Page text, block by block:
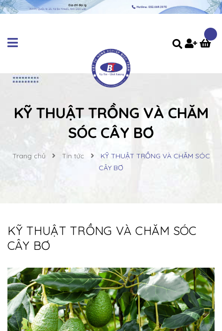
KỸ THUẬT TRỒNG VÀ CHĂM
SÓC CÂY BƠ
Trang chủ Tin tức
KỸ THUẬT TRỒNG VÀ CHĂM SÓC
CÂY BƠ
KỸ THUẬT TRỒNG VÀ CHĂM SÓC
CÂY BƠ